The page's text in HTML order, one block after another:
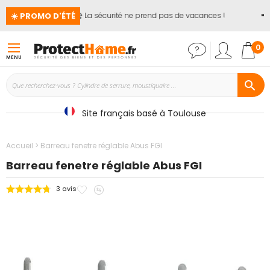
☀️ PROMO D'ÉTÉ🏖️ La sécurité ne prend pas de vacances ! 📢
MENU
0
Site français basé à Toulouse
Accueil Barreau fenetre réglable Abus FGI
Barreau fenetre réglable Abus FGI
3 avis
Ajouter